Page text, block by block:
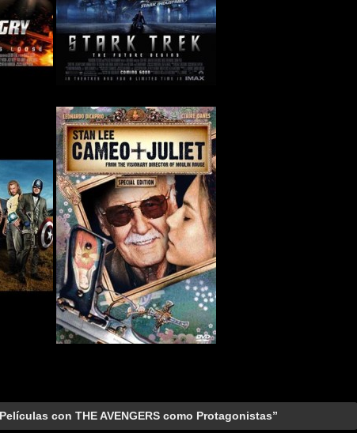
con THE AVENGERS como Protagonistas”